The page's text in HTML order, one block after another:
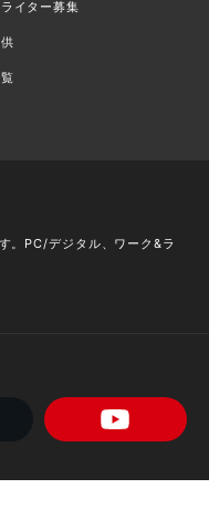
イター募集
。PC/デジタル、ワーク&ラ